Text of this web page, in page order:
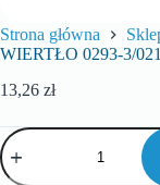
Strona główna
WIERTŁO 0293-3/
13,26 zł